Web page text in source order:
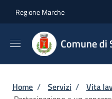
Regione Marche
Comune di
Briciole di
Home / Servizi / Vita